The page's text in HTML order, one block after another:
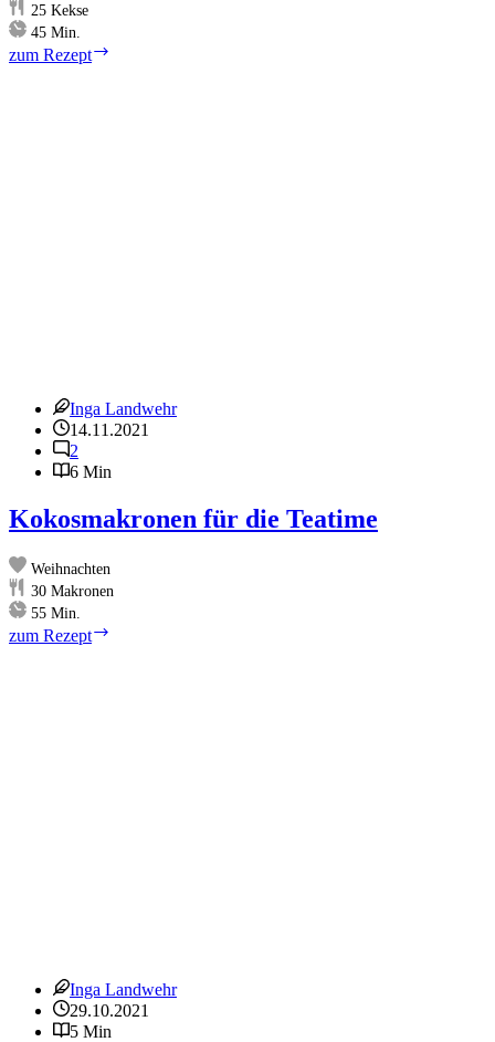
25 Kekse
45 Minuten
Min.
zum Rezept
Inga Landwehr
14.11.2021
2
6 Min
Kokosmakronen für die Teatime
Weihnachten
30 Makronen
55 Minuten
Min.
zum Rezept
Inga Landwehr
29.10.2021
5 Min